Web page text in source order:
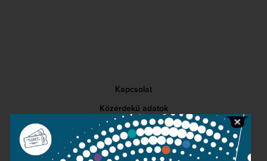
Kapcsolat
Közérdekű adatok
Sajtószoba
Adatvédelem